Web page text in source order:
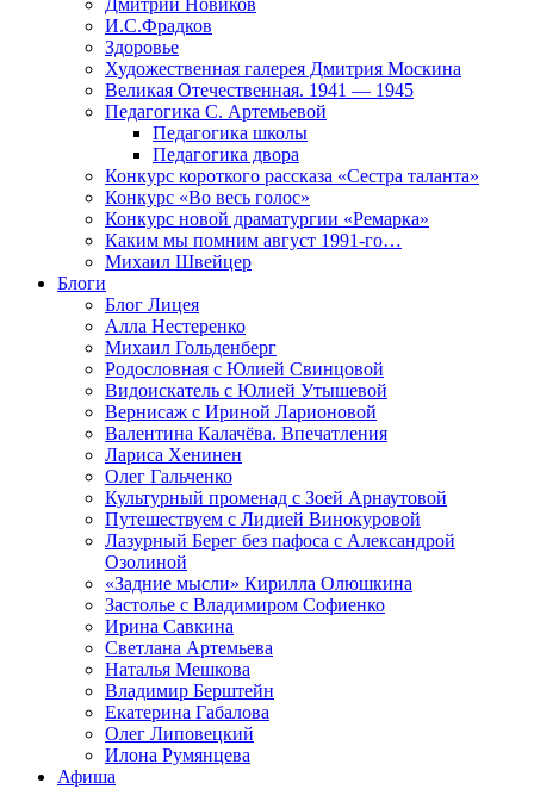
Дмитрий Новиков
И.С.Фрадков
Здоровье
Художественная галерея Дмитрия Москина
Великая Отечественная. 1941 — 1945
Педагогика С. Артемьевой
Педагогика школы
Педагогика двора
Конкурс короткого рассказа «Сестра таланта»
Конкурс «Во весь голос»
Конкурс новой драматургии «Ремарка»
Каким мы помним август 1991-го…
Михаил Швейцер
Блоги
Блог Лицея
Алла Нестеренко
Михаил Гольденберг
Родословная с Юлией Свинцовой
Видоискатель с Юлией Утышевой
Вернисаж с Ириной Ларионовой
Валентина Калачёва. Впечатления
Лариса Хенинен
Олег Гальченко
Культурный променад с Зоей Арнаутовой
Путешествуем с Лидией Винокуровой
Лазурный Берег без пафоса с Александрой
Озолиной
«Задние мысли» Кирилла Олюшкина
Застолье с Владимиром Софиенко
Ирина Савкина
Светлана Артемьева
Наталья Мешкова
Владимир Берштейн
Екатерина Габалова
Олег Липовецкий
Илона Румянцева
Афиша